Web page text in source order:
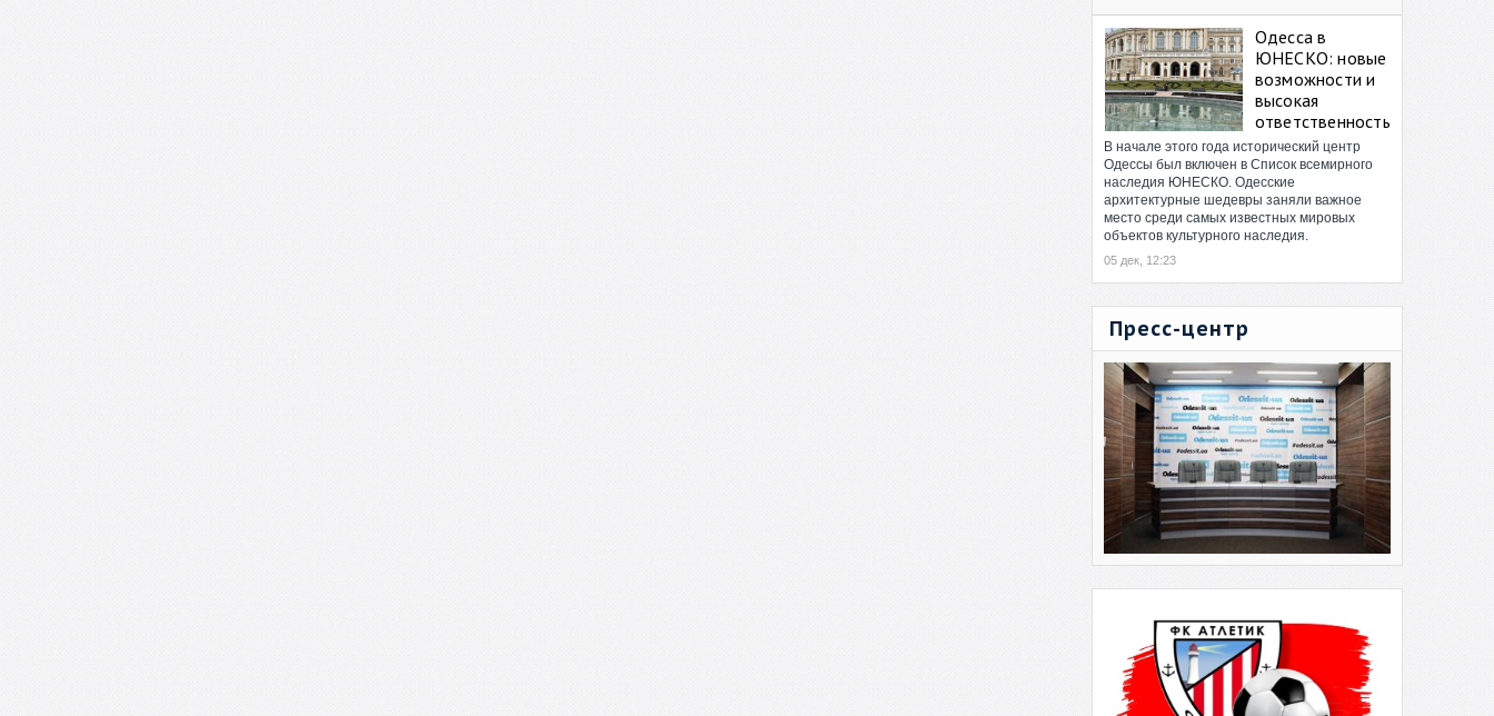
Одесса в
ЮНЕСКО: новые
возможности и
высокая
ответственность
В начале этого года исторический центр
Одессы был включен в Список всемирного
наследия ЮНЕСКО. Одесские
архитектурные шедевры заняли важное
место среди самых известных мировых
объектов культурного наследия.
05 дек, 12:23
Пресс-центр